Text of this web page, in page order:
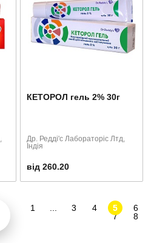
КЕТОРОЛ гель 2% 30г
Др. Редді'с Лабораторіс Лтд,
Індія
від 260.20
1 3 4 5
6
7
8